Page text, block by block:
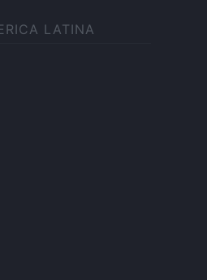
LATINA